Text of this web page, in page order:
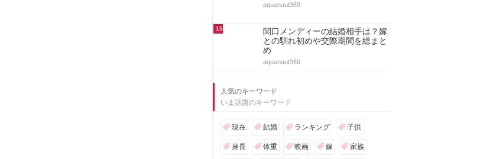
ミシェル・トラクテンバーグの子
aquanaut369
リンジー・ブリューワーの身長と
体重・胸カップ・スリーサイズ
ジーン・ハックマンの死因は？病
aquanaut369
関口メンディーのLDH退社理由・